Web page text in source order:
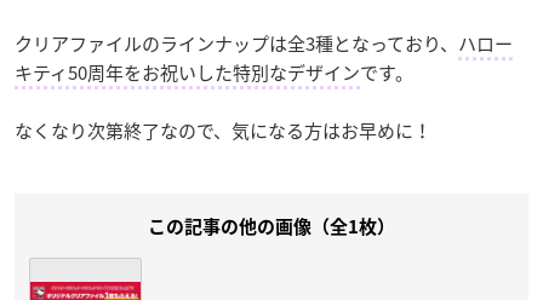
クリアファイルのラインナップは全3種となっており、 ハロー
キティ50周年をお祝いした特別なデザインです。
なくなり次第終了なので、気になる方はお早めに！
この記事の他の画像（全1枚）